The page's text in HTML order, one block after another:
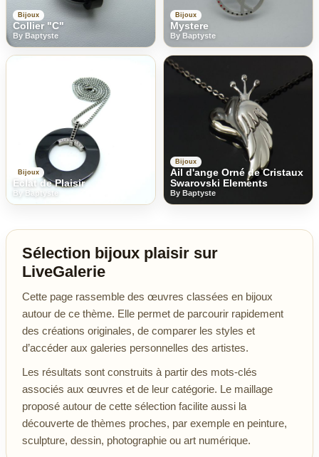
Bijoux
Collier "C"
By Baptyste
Bijoux
Mystere
By Baptyste
Bijoux
Eclat de Plaisir
By Baptyste
Bijoux
Ail d'ange Orné de Cristaux
Swarovski Elements
By Baptyste
Sélection bijoux plaisir sur
LiveGalerie
Cette page rassemble des œuvres classées en bijoux
autour de ce thème. Elle permet de parcourir rapidement
des créations originales, de comparer les styles et
d’accéder aux galeries personnelles des artistes.
Les résultats sont construits à partir des mots-clés
associés aux œuvres et de leur catégorie. Le maillage
proposé autour de cette sélection facilite aussi la
découverte de thèmes proches, par exemple en peinture,
sculpture, dessin, photographie ou art numérique.